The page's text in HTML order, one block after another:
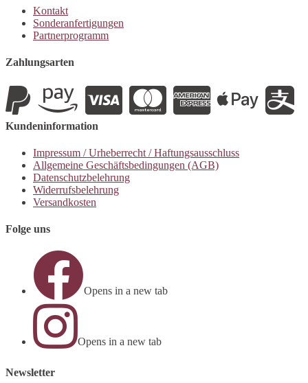
Kontakt
Sonderanfertigungen
Partnerprogramm
Zahlungsarten
Kundeninformation
Impressum / Urheberrecht / Haftungsausschluss
Allgemeine Geschäftsbedingungen (AGB)
Datenschutzbelehrung
Widerrufsbelehrung
Versandkosten
Folge uns
Opens in a new tab
Opens in a new tab
Newsletter